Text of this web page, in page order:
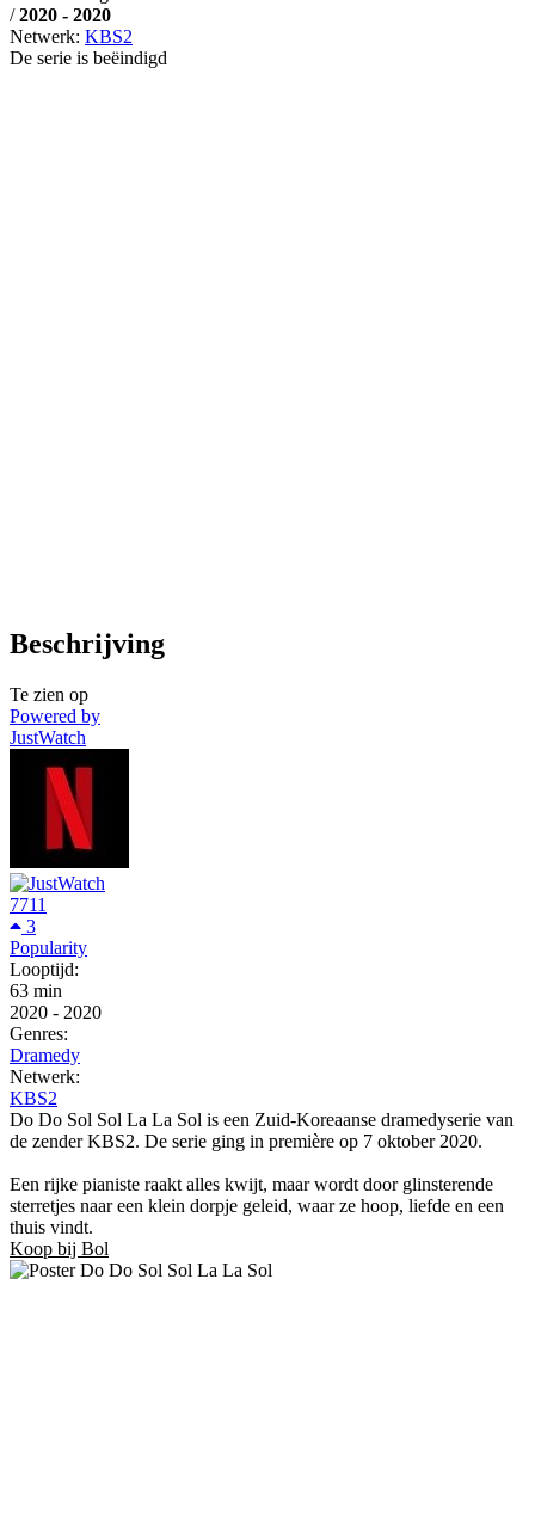
/ 2020 - 2020
Netwerk: KBS2
De serie is beëindigd
Beschrijving
Te zien op
Powered by
JustWatch
7711
3
Popularity
Looptijd:
63 min
2020 - 2020
Genres:
Dramedy
Netwerk:
KBS2
Do Do Sol Sol La La Sol is een Zuid-Koreaanse dramedyserie van
de zender KBS2. De serie ging in première op 7 oktober 2020.
Een rijke pianiste raakt alles kwijt, maar wordt door glinsterende
sterretjes naar een klein dorpje geleid, waar ze hoop, liefde en een
thuis vindt.
Koop bij Bol